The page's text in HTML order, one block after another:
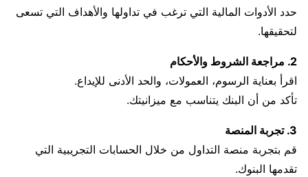
حدد الأدوات المالية التي ترغب في تداولها والأهداف التي تسعى
لتحقيقها.
2. مراجعة الشروط والأحكام
اقرأ بعناية الرسوم، العمولات، والحد الأدنى للإيداع.
تأكد من أن البنك يتناسب مع ميزانيتك.
3. تجربة المنصة
قم بتجربة منصة التداول من خلال الحسابات التجريبية التي
تقدمها البنوك.